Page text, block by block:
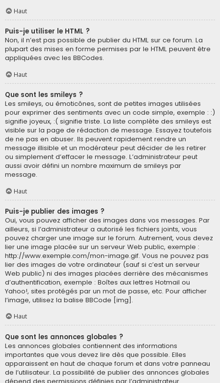
Haut
Puis-je utiliser le HTML ?
Non, il n’est pas possible de publier du HTML sur ce forum. La
plupart des mises en forme permises par le HTML peuvent être
appliquées avec les BBCodes.
Haut
Que sont les smileys ?
Les smileys, ou émoticônes, sont de petites images utilisées
pour exprimer des sentiments avec un code simple, exemple : :)
signifie joyeux, :( signifie triste. La liste complète des smileys est
visible sur la page de rédaction de message. Essayez toutefois
de ne pas en abuser. Ils peuvent rapidement rendre un
message illisible et un modérateur peut décider de les retirer
ou simplement d’effacer le message. L’administrateur peut
aussi avoir défini un nombre maximum de smileys par
message.
Haut
Puis-je publier des images ?
Oui, vous pouvez afficher des images dans vos messages. Par
ailleurs, si l’administrateur a autorisé les fichiers joints, vous
pouvez charger une image sur le forum. Autrement, vous devez
lier une image placée sur un serveur Web public, exemple :
http://www.exemple.com/mon-image.gif. Vous ne pouvez pas
lier des images de votre ordinateur (sauf si c’est un serveur
Web public) ni des images placées derrière des mécanismes
d’authentification, exemple : Boîtes aux lettres Hotmail ou
Yahoo!, sites protégés par un mot de passe, etc. Pour afficher
l’image, utilisez la balise BBCode [img].
Haut
Que sont les annonces globales ?
Les annonces globales contiennent des informations
importantes que vous devez lire dès que possible. Elles
apparaissent en haut de chaque forum et dans votre panneau
de l’utilisateur. La possibilité de publier des annonces globales
dépend des permissions définies par l’administrateur.